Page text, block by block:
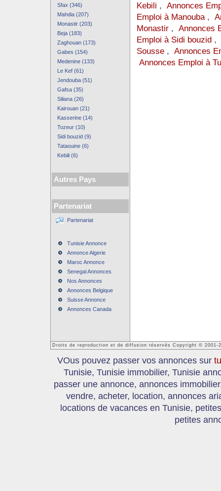
Sfax (346)
Mahdia (207)
Monastir (203)
Beja (183)
Zaghouan (173)
Gabes (154)
Medenine (133)
Le Kef (61)
Jendouba (51)
Gafsa (35)
Siliana (26)
Kairouan (21)
Kasserine (14)
Tozeur (10)
Sidi bouzid (9)
Tataouine (6)
Kebili (6)
Autres Pays
Partenariat
Partenariat
Tunisie Annonce
Annonce Algerie
Maroc Annonce
Senegal Annonces
Nos Annonces
Annonces Belgique
Suisse Annonce
Annonces Canada
Kebili , Annonces
Emploi à Manouba,
Monastir, Annonces
Emploi à Sidi bouzid,
Sousse, Annonces
Annonces Emploi à
Droits de reproduction et de diffusion réservés Copyright © 2001-
VOus pouvez passer vos annonces sur
Tunisie, Tunisie immobilier, Tunisie
passer une annonce, annonces
vendre, acheter, location, annonces
locations de vacances en Tunisie,
petites